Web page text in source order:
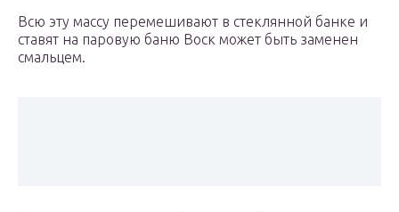
Всю эту массу перемешивают в стеклянной банке и
ставят на паровую баню Воск может быть заменен
смальцем.